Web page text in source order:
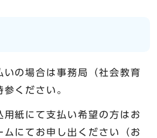
いの場合は事務局（社会教育
ください。
用紙にて支払い希望の方はお
ムにてお申し出ください（お